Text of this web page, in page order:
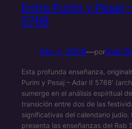
Entre Purim y Pesaj
5768
Abr 4, 2008—porRab
Esta profunda enseñanza,
Purim y Pesaj – Adar II 5768’
sumerge en el análisis espiritual
transición entre dos de las
significativas del calendario judío.
presenta las enseñanzas del Rab